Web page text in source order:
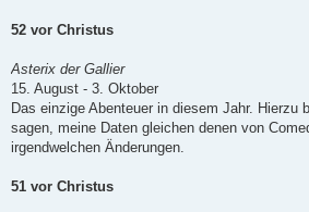
52 vor Christus
Asterix der Gallier
15. August - 3. Oktober
Das einzige Abenteuer in diesem Jahr. Hierzu
sagen, meine Daten gleichen denen von
irgendwelchen Änderungen.
51 vor Christus